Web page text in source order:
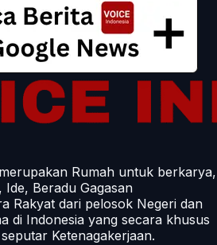
Rumah untuk berkarya,
Beradu Gagasan
Rakyat dari pelosok Negeri dan
di Indonesia yang secara khusus
Ketenagakerjaan.